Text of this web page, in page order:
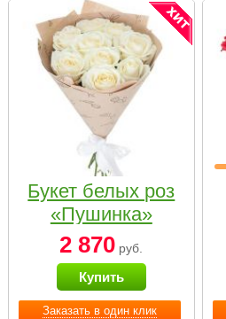
Заказать в один клик
Букет белых роз
«Пушинка»
2 870 руб.
Купить